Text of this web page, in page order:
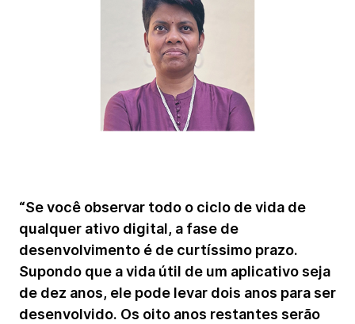
“Se você observar todo o ciclo de vida de
qualquer ativo digital, a fase de
desenvolvimento é de curtíssimo prazo.
Supondo que a vida útil de um aplicativo seja
de dez anos, ele pode levar dois anos para ser
desenvolvido. Os oito anos restantes serão